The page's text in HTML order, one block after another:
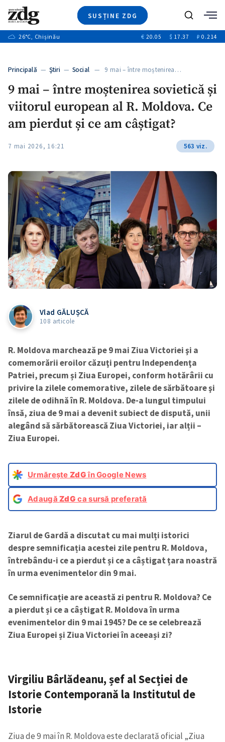
SUSȚINE ZDG
Ştiri
+9
Special
+1
Blog
Caută
26°C, Chișinău € 20.05 $ 17.37 ₽ 0.214
Principală — Ştiri — Social — 9 mai – între moștenirea…
9 mai – între moștenirea sovietică și
viitorul european al R. Moldova. Ce
am pierdut și ce am câștigat?
7 mai 2026, 16:21 563 viz.
Vlad GĂLUȘCĂ
108 articole
R. Moldova marchează pe 9 mai Ziua Victoriei şi a
comemorării eroilor căzuţi pentru Independenţa
Patriei, precum și Ziua Europei, conform hotărârii cu
privire la zilele comemorative, zilele de sărbătoare şi
zilele de odihnă în R. Moldova. De-a lungul timpului
însă, ziua de 9 mai a devenit subiect de dispută, unii
alegând să sărbătorească Ziua Victoriei, iar alții –
Ziua Europei.
Urmărește ZdGîn Google News
AdaugăZdG ca sursă preferată
Ziarul de Gardă a discutat cu mai mulți istorici
despre semnificația acestei zile pentru R. Moldova,
întrebându-i ce a pierdut și ce a câștigat țara noastră
în urma evenimentelor din 9 mai.
Ce semnificație are această zi pentru R. Moldova? Ce
a pierdut și ce a câștigat R. Moldova în urma
evenimentelor din 9 mai 1945? De ce se celebrează
Ziua Europei și Ziua Victoriei în aceeași zi?
Virgiliu Bârlădeanu, șef al Secției de
Istorie Contemporană la Institutul de
Istorie
Ziua de 9 mai în R. Moldova este declarată oficial „Ziua